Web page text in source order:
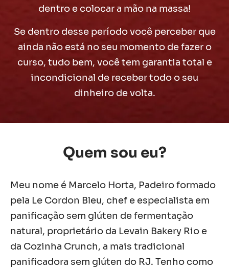
dentro e colocar a mão na massa!
Se dentro desse período você perceber que
ainda não está no seu momento de fazer o
curso, tudo bem, você tem garantia total e
incondicional de receber todo o seu
dinheiro de volta.
Quem sou eu?
Meu nome é Marcelo Horta, Padeiro formado
pela Le Cordon Bleu, chef e especialista em
panificação sem glúten de fermentação
natural, proprietário da Levain Bakery Rio e
da Cozinha Crunch, a mais tradicional
panificadora sem glúten do RJ. Tenho como